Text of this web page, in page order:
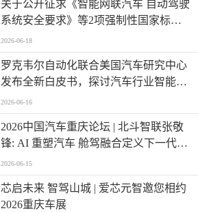
关于公开征求《智能网联汽车 自动驾驶
系统安全要求》等2项强制性国家标准
（报批稿）、《车载事故紧急呼叫系
统》强制性国家标准外文版（报批稿）
意见的公示
2026-06-18
罗克韦尔自动化联合美国汽车研究中心
发布全新白皮书，探讨汽车行业智能制
造发展新阶段
2026-06-16
2026中国汽车重庆论坛 | 北斗智联张敬
锋: AI 重塑汽车 舱驾融合定义下一代出
行
2026-06-15
芯启未来 智驾山城 | 爱芯元智邀您相约
2026重庆车展